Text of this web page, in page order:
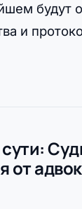
будут
и
от